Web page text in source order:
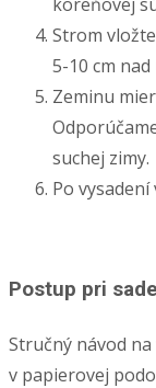
Strom
5-10 cm
Zeminu
suchej zimy.
Po
Postup pri
Stručný návod
v papierovej